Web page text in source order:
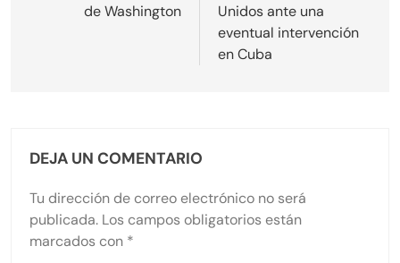
de Washington
Unidos ante una
eventual intervención
en Cuba
DEJA UN COMENTARIO
Tu dirección de correo electrónico no será
publicada. Los campos obligatorios están
marcados con *